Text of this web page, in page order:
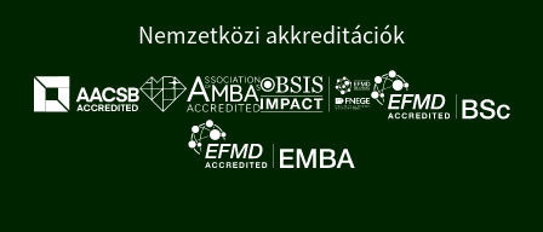
Nemzetközi akkreditációk